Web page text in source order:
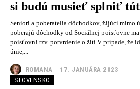
si budú musieť splniť
Seniori a poberatelia dôchodkov, žijúci mimo
poberajú dôchodky od Sociálnej poisťovne
poisťovni tzv. potvrdenie o žití.V prípade, že
únie,...
ROMANA - 17. JANUÁRA 2023
SLOVENSKO